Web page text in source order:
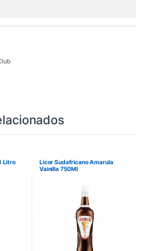
Litro
Licor Sudafricano Amarula
Vainilla 750Ml